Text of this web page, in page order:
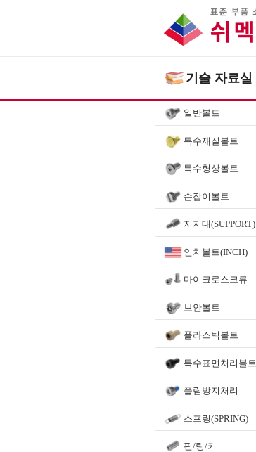
기술 자료실
일반볼트
특수재질볼트
특수형상볼트
손잡이볼트
지지대(SUPPORT)
인치볼트(INCH)
마이크로스크류
보안볼트
플라스틱볼트
특수표면처리볼트
풀림방지처리
스프링(SPRING)
핀/링/키